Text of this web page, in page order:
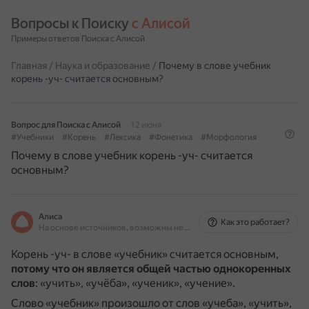
Вопросы к Поиску с Алисой
Примеры ответов Поиска с Алисой
Главная / Наука и образование / Почему в слове учебник
корень -уч- считается основным?
Вопрос для Поиска с Алисой
12 июня
#Учебники
#Корень #Лексика #Фонетика #Морфология
Почему в слове учебник корень -уч- считается
основным?
Алиса
На основе источников, возможны неточности
Как это работает?
Корень -уч- в слове «учебник» считается основным,
потому что он является общей частью однокоренных
слов: «учить», «учёба», «ученик», «учение».
Слово «учебник» произошло от слов «учеба», «учить»,